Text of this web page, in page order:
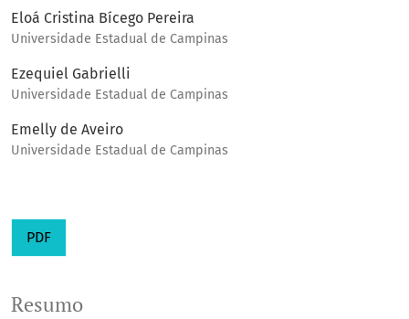
Eloá Cristina Bícego Pereira
Universidade Estadual de Campinas
Ezequiel Gabrielli
Universidade Estadual de Campinas
Emelly de Aveiro
Universidade Estadual de Campinas
PDF
Resumo